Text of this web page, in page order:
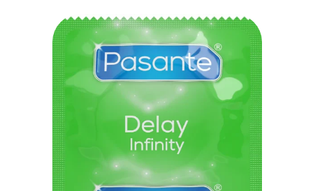
AÑADIR AL
CARRITO